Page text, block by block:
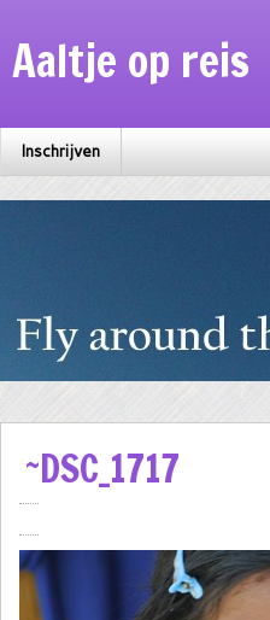
Aaltje op reis
Inschrijven
~DSC_1717